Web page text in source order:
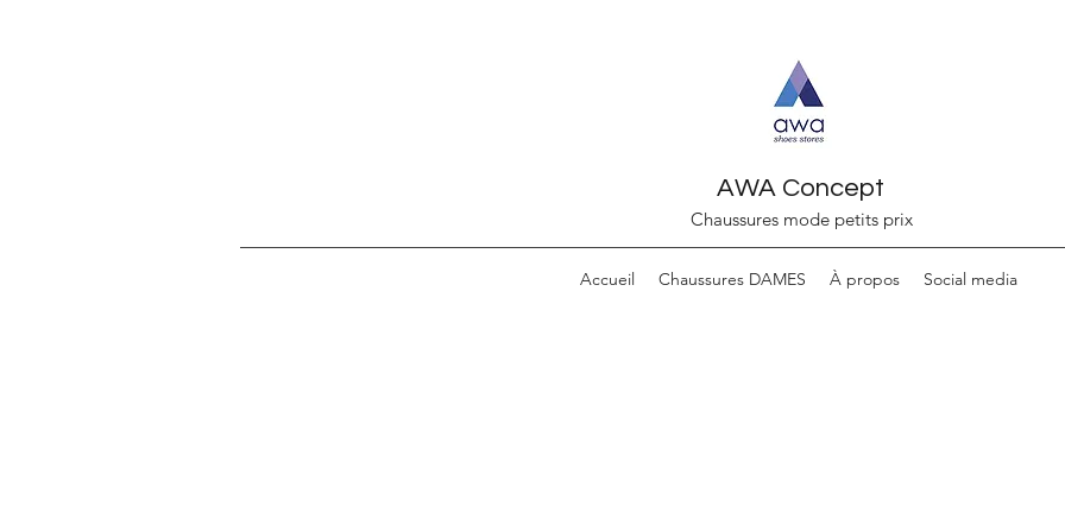
AWA Concept
Chaussures mode petits prix
Accueil Chaussures DAMES À propos Social media